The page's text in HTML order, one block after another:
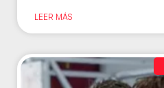
LEER MÁS